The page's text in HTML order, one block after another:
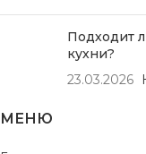
Подходит
кухни?
23.03.2026
МЕНЮ